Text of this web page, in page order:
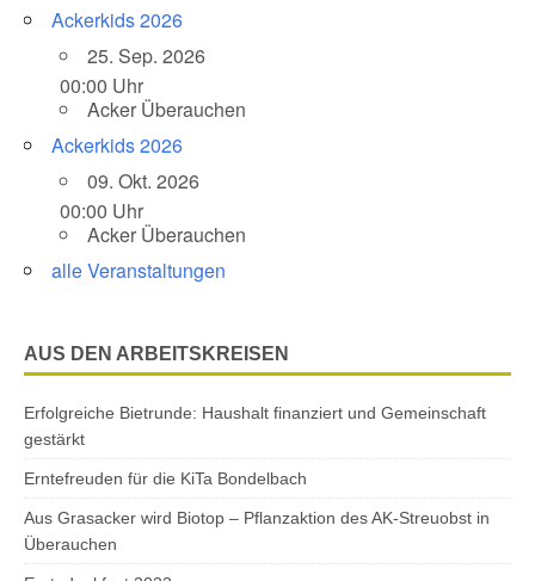
Ackerkids 2026
25. Sep. 2026
00:00 Uhr
Acker Überauchen
Ackerkids 2026
09. Okt. 2026
00:00 Uhr
Acker Überauchen
alle Veranstaltungen
AUS DEN ARBEITSKREISEN
Erfolgreiche Bietrunde: Haushalt finanziert und Gemeinschaft
gestärkt
Erntefreuden für die KiTa Bondelbach
Aus Grasacker wird Biotop – Pflanzaktion des AK-Streuobst in
Überauchen